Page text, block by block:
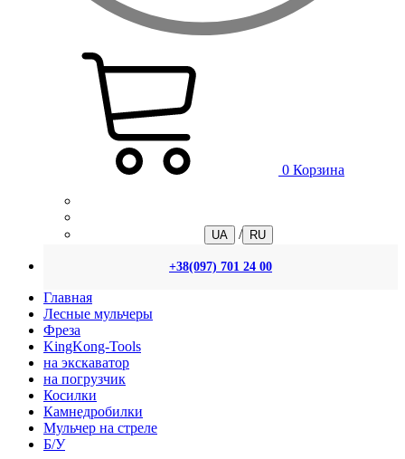
0 Корзина
UA / RU
+38(097) 701 24 00
Главная
Лесные мульчеры
Фреза
KingKong-Tools
на экскаватор
на погрузчик
Косилки
Камнедробилки
Мульчер на стреле
Б/У